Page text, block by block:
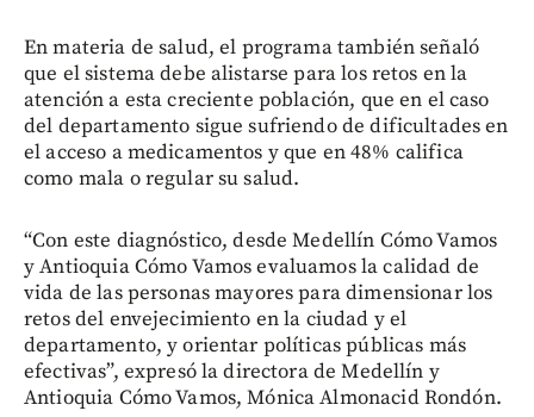
En materia de salud, el programa también señaló
que el sistema debe alistarse para los retos en la
atención a esta creciente población, que en el caso
del departamento sigue sufriendo de dificultades en
el acceso a medicamentos y que en 48% califica
como mala o regular su salud.
“Con este diagnóstico, desde Medellín Cómo Vamos
y Antioquia Cómo Vamos evaluamos la calidad de
vida de las personas mayores para dimensionar los
retos del envejecimiento en la ciudad y el
departamento, y orientar políticas públicas más
efectivas”, expresó la directora de Medellín y
Antioquia Cómo Vamos, Mónica Almonacid Rondón.